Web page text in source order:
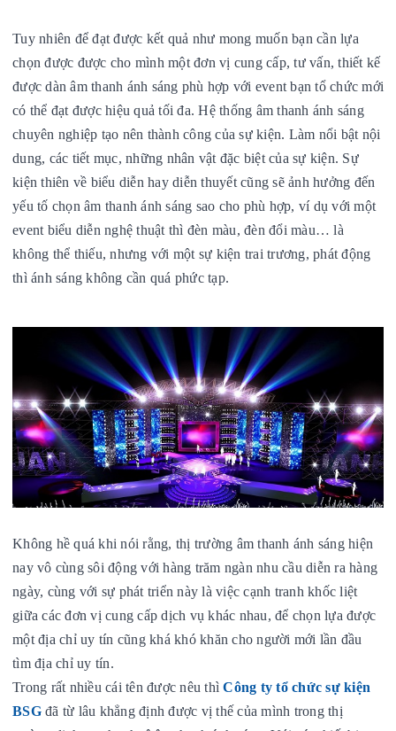
Tuy nhiên để đạt được kết quả như mong muốn bạn cần lựa
chọn được được cho mình một đơn vị cung cấp, tư vấn, thiết kế
được dàn âm thanh ánh sáng phù hợp với event bạn tổ chức mới
có thể đạt được hiệu quả tối đa. Hệ thống âm thanh ánh sáng
chuyên nghiệp tạo nên thành công của sự kiện. Làm nổi bật nội
dung, các tiết mục, những nhân vật đặc biệt của sự kiện. Sự
kiện thiên về biểu diễn hay diễn thuyết cũng sẽ ảnh hưởng đến
yếu tố chọn âm thanh ánh sáng sao cho phù hợp, ví dụ với một
event biểu diễn nghệ thuật thì đèn màu, đèn đổi màu… là
không thể thiếu, nhưng với một sự kiện trai trương, phát động
thì ánh sáng không cần quá phức tạp.
Không hề quá khi nói rằng, thị trường âm thanh ánh sáng hiện
nay vô cùng sôi động với hàng trăm ngàn nhu cầu diễn ra hàng
ngày, cùng với sự phát triển này là việc cạnh tranh khốc liệt
giữa các đơn vị cung cấp dịch vụ khác nhau, để chọn lựa được
một địa chỉ uy tín cũng khá khó khăn cho người mới lần đầu
tìm địa chỉ uy tín.
Trong rất nhiều cái tên được nêu thìCông ty tổ chức sự kiện
BSGđã từ lâu khẳng định được vị thế của mình trong thị